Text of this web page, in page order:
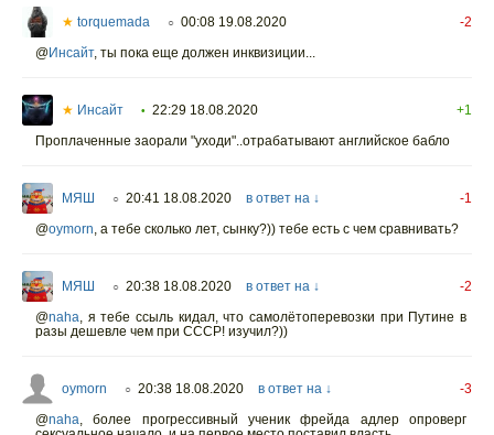
★ torquemada ○ 00:08 19.08.2020
-2
@Инсайт, ты пока еще должен инквизиции...
★ Инсайт • 22:29 18.08.2020
+1
Проплаченные заорали "уходи"..отрабатывают английское бабло
МЯШ ○ 20:41 18.08.2020 в ответ на ↓
-1
@oymorn а тебе сколько лет, сынку?)) тебе есть с чем сравнивать?
МЯШ ○ 20:38 18.08.2020 в ответ на ↓
-2
@naha
я тебе ссыль кидал, что самолётоперевозки при Путине в
разы дешевле чем при СССР! изучил?))
oymorn ○ 20:38 18.08.2020 в ответ на ↓
-3
@naha
более прогрессивный ученик фрейда адлер опроверг